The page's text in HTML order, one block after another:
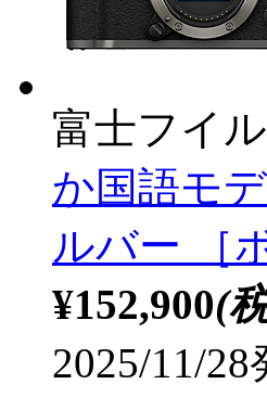
富士フイ
か国語モ
ルバー ［
¥152,900(
2025/11/28